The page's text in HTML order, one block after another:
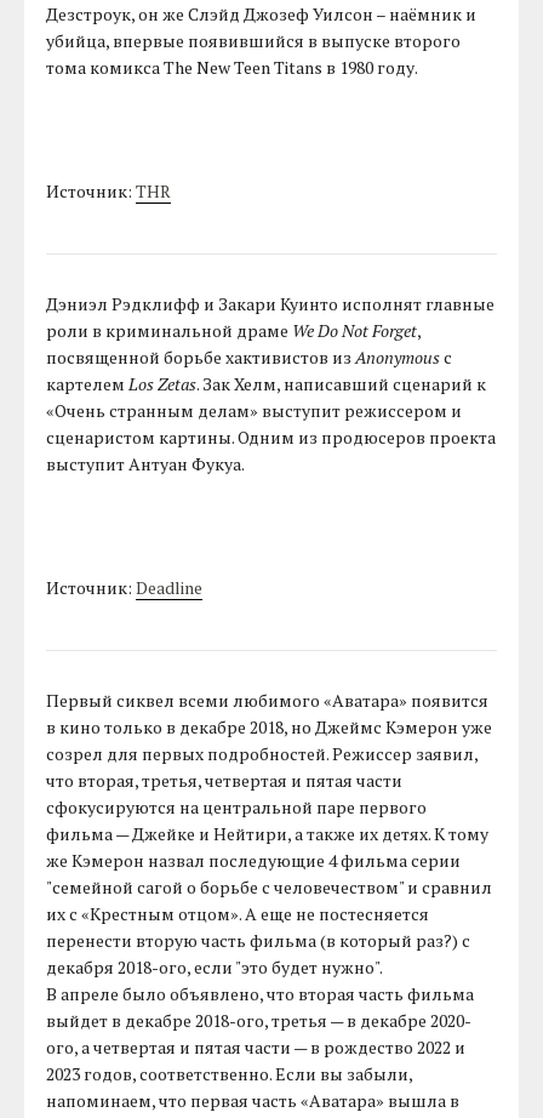
Дезстроук, он же Слэйд Джозеф Уилсон – наёмник и
убийца, впервые появившийся в выпуске второго
тома комикса The New Teen Titans в 1980 году.
Источник:THR
Дэниэл Рэдклифф и Закари Куинто исполнят главные
роли в криминальной драме We Do Not Forget,
посвященной борьбе хактивистов изAnonymousс
картелем Los Zetas. Зак Хелм, написавший сценарий к
«Очень странным делам» выступит режиссером и
сценаристом картины. Одним из продюсеров проекта
выступит Антуан Фукуа.
Источник:Deadline
Первый сиквел всеми любимого «Аватара» появится
в кино только в декабре 2018, но Джеймс Кэмерон уже
созрел для первых подробностей. Режиссер заявил,
что вторая, третья, четвертая и пятая части
сфокусируются на центральной паре первого
фильма — Джейке и Нейтири, а также их детях. К тому
же Кэмерон назвал последующие 4 фильма серии
"семейной сагой о борьбе с человечеством" и сравнил
их с «Крестным отцом». А еще не постесняется
перенести вторую часть фильма (в который раз?) с
декабря 2018-ого, если "это будет нужно".
В апреле было объявлено, что вторая часть фильма
выйдет в декабре 2018-ого, третья — в декабре 2020-
ого, а четвертая и пятая части — в рождество 2022 и
2023 годов, соответственно. Если вы забыли,
напоминаем, что первая часть «Аватара» вышла в